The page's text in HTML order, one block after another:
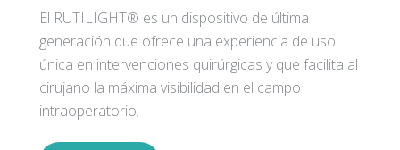
El RUTILIGHT® es un dispositivo de última
generación que ofrece una experiencia de uso
única en intervenciones quirúrgicas y que facilita al
cirujano la máxima visibilidad en el campo
intraoperatorio.